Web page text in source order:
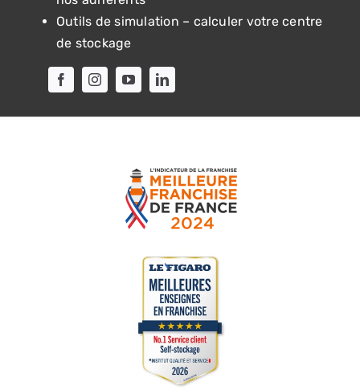
Outils de simulation – calculer votre centre
de stockage